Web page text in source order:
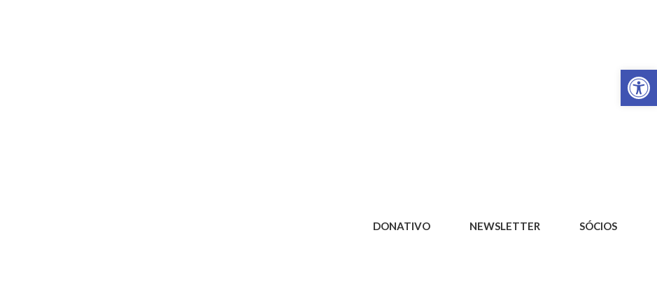
DONATIVO NEWSLETTER SÓCIOS